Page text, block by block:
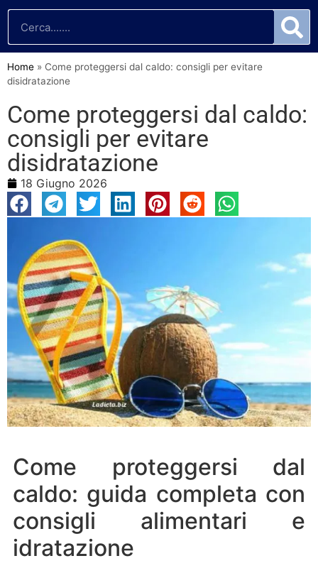
Home » Come proteggersi dal caldo: consigli per evitare
disidratazione
Come proteggersi dal caldo:
consigli per evitare
disidratazione
18 Giugno 2026
Come proteggersi dal
caldo: guida completa con
consigli alimentari e
idratazione